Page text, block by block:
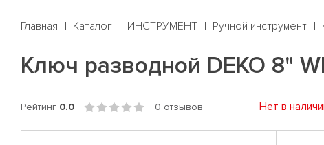
Главная Каталог ИНСТРУМЕНТ Ручной инструмент
Ключ разводной DEKO 8"
Рейтинг 0.0 0 отзывов Нет в